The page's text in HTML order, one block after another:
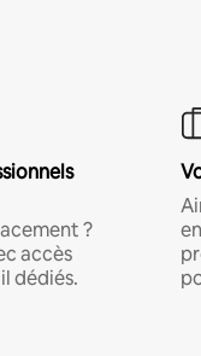
?
accès
dédiés.